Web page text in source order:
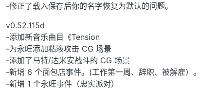
-修正了载入保存后你的名字恢复为默认的问题。
v0.52.115d
-添加新音乐曲目《Tension
-为永旺添加粘液攻击 CG 场景
-添加了马特/达米安战斗的 CG 场景
-新增 6 个面包店事件。(工作第一周、辞职、被解雇）。
-新增 1 个永旺事件（忠实派对）